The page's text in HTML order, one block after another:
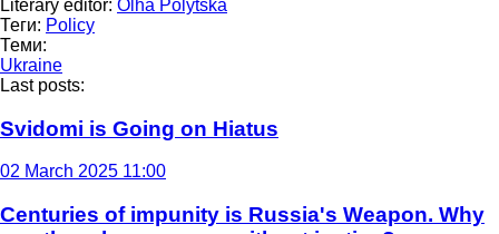
Literary editor: Olha Polytska
Теги: Policy
Теми:
Ukraine
Last posts:
Svidomi is Going on Hiatus
02 March 2025 11:00
Centuries of impunity is Russia's Weapon. Why